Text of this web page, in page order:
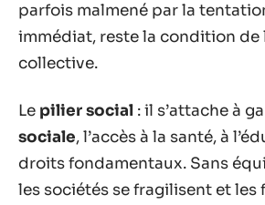
parfois malmené par la
immédiat, reste la condition de
collective.
Le pilier social : il s’attache à
sociale, l’accès à la santé, à
droits fondamentaux. Sans
les sociétés se fragilisent et les